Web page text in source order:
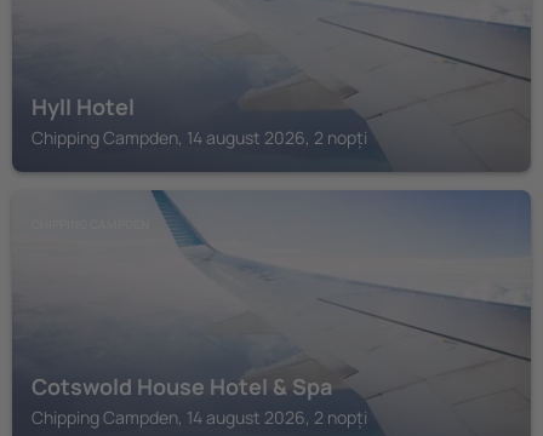
Hyll Hotel
Chipping Campden, 14 august 2026, 2 nopți
Cotswold House Hotel & Spa
Chipping Campden, 14 august 2026, 2 nopți